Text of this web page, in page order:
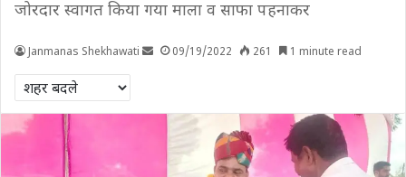
जोरदार स्वागत किया गया माला व साफा पहनाकर
Janmanas Shekhawati 09/19/2022 261 1 minute read